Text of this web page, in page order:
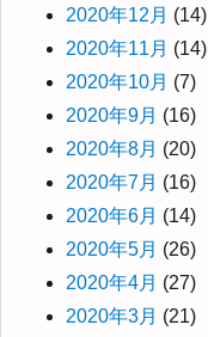
2020年12月 (14)
2020年11月 (14)
2020年10月 (7)
2020年9月 (16)
2020年8月 (20)
2020年7月 (16)
2020年6月 (14)
2020年5月 (26)
2020年4月 (27)
2020年3月 (21)